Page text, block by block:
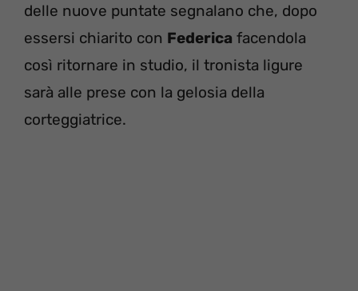
delle nuove puntate segnalano che, dopo
essersi chiarito con Federica facendola
così ritornare in studio, il tronista ligure
sarà alle prese con la gelosia della
corteggiatrice.